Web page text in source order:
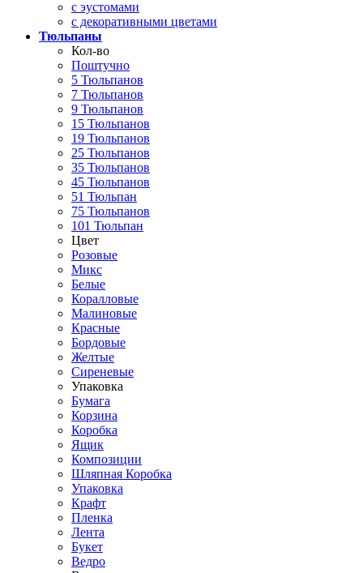
с эустомами
с декоративными цветами
Тюльпаны
Кол-во
Поштучно
5 Тюльпанов
7 Тюльпанов
9 Тюльпанов
15 Тюльпанов
19 Тюльпанов
25 Тюльпанов
35 Тюльпанов
45 Тюльпанов
51 Тюльпан
75 Тюльпанов
101 Тюльпан
Цвет
Розовые
Микс
Белые
Коралловые
Малиновые
Красные
Бордовые
Желтые
Сиреневые
Упаковка
Бумага
Корзина
Коробка
Ящик
Композиции
Шляпная Коробка
Упаковка
Крафт
Пленка
Лента
Букет
Ведро